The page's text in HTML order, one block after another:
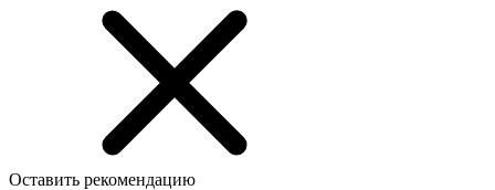
Оставить рекомендацию